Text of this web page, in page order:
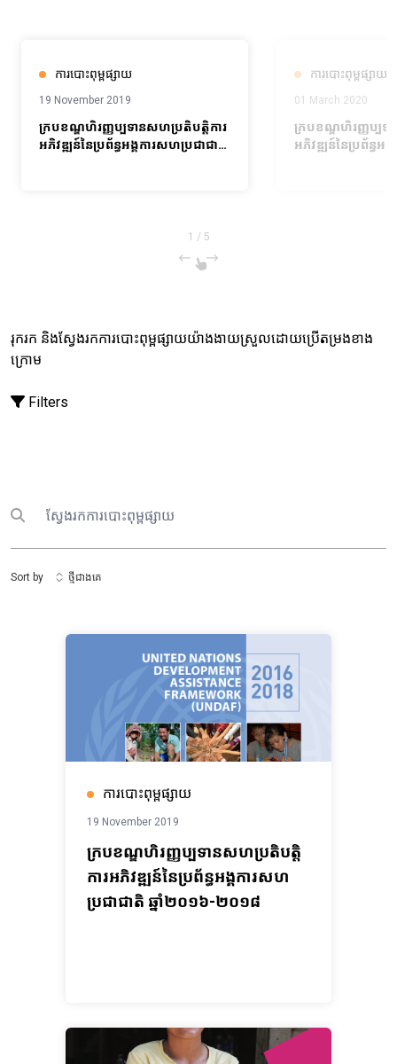
ការបោះពុម្ពផ្សាយ
19 November 2019
ក្របខណ្ឌហិរញ្ញប្បទានសហប្រតិបត្តិការ
អភិវឌ្ឍន៍នៃប្រព័ន្ធអង្គការសហប្រជាជាតិ
ការបោះពុម្ពផ្សាយ
01 March 2020
ក្រប​ខណ្ឌ​ហិរញ្ញប្បទ
អភិវឌ្ឍន៍​នៃ​ប្រព័ន្ធ​អ
1 / 5
រុករក និងស្វែងរកការបោះពុម្ពផ្សាយយ៉ាងងាយស្រួលដោយប្រើតម្រងខាង
ក្រោម
Filters
Submit search
ស្វែងរក
Sort by ថ្មីជាងគេ
ការបោះពុម្ពផ្សាយ
19 November 2019
ក្របខណ្ឌហិរញ្ញប្បទានសហប្រតិបត្តិ
ការអភិវឌ្ឍន៍នៃប្រព័ន្ធអង្គការសហ
ប្រជាជាតិ ឆ្នាំ២០១៦-២០១៨